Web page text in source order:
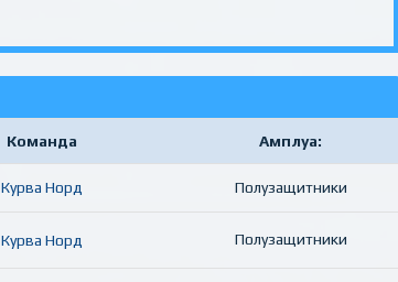
Команда Амплуа:
Курва Норд Полузащитники
Курва Норд Полузащитники